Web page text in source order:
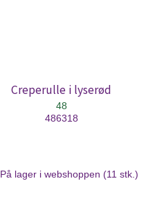
Creperulle i lyserød
48
486318
På lager i webshoppen (11 stk.)